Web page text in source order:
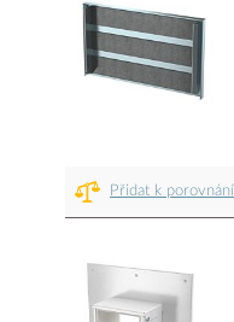
Přidat k porovnání